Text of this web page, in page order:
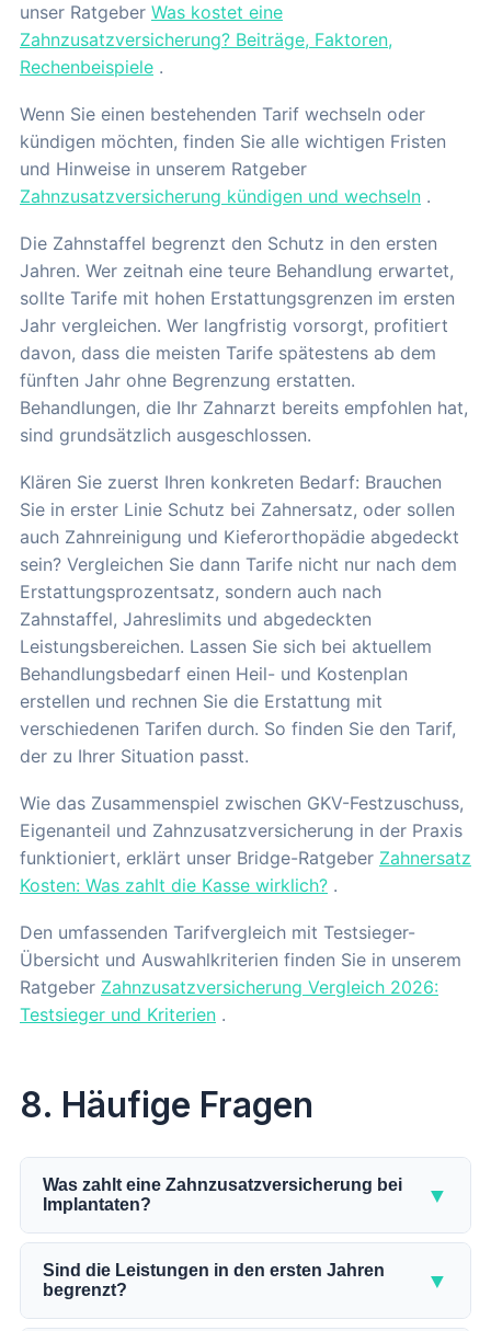
unser Ratgeber Was kostet eine
Zahnzusatzversicherung? Beiträge, Faktoren,
Rechenbeispiele .
Wenn Sie einen bestehenden Tarif wechseln oder
kündigen möchten, finden Sie alle wichtigen Fristen
und Hinweise in unserem Ratgeber
Zahnzusatzversicherung kündigen und wechseln .
Die Zahnstaffel begrenzt den Schutz in den ersten
Jahren. Wer zeitnah eine teure Behandlung erwartet,
sollte Tarife mit hohen Erstattungsgrenzen im ersten
Jahr vergleichen. Wer langfristig vorsorgt, profitiert
davon, dass die meisten Tarife spätestens ab dem
fünften Jahr ohne Begrenzung erstatten.
Behandlungen, die Ihr Zahnarzt bereits empfohlen hat,
sind grundsätzlich ausgeschlossen.
Klären Sie zuerst Ihren konkreten Bedarf: Brauchen
Sie in erster Linie Schutz bei Zahnersatz, oder sollen
auch Zahnreinigung und Kieferorthopädie abgedeckt
sein? Vergleichen Sie dann Tarife nicht nur nach dem
Erstattungsprozentsatz, sondern auch nach
Zahnstaffel, Jahreslimits und abgedeckten
Leistungsbereichen. Lassen Sie sich bei aktuellem
Behandlungsbedarf einen Heil- und Kostenplan
erstellen und rechnen Sie die Erstattung mit
verschiedenen Tarifen durch. So finden Sie den Tarif,
der zu Ihrer Situation passt.
Wie das Zusammenspiel zwischen GKV-Festzuschuss,
Eigenanteil und Zahnzusatzversicherung in der Praxis
funktioniert, erklärt unser Bridge-Ratgeber Zahnersatz
Kosten: Was zahlt die Kasse wirklich? .
Den umfassenden Tarifvergleich mit Testsieger-
Übersicht und Auswahlkriterien finden Sie in unserem
Ratgeber Zahnzusatzversicherung Vergleich 2026:
Testsieger und Kriterien .
8. Häufige Fragen
Was zahlt eine Zahnzusatzversicherung bei
Implantaten?
▼
Die Zahnzusatzversicherung übernimmt je nach
Tarif 75 bis 100 Prozent der Implantatkosten, die
nach dem GKV-Festzuschuss übrig bleiben. Die
GKV zahlt bei einem Implantat nur den Zuschuss für
Sind die Leistungen in den ersten Jahren
begrenzt?
▼